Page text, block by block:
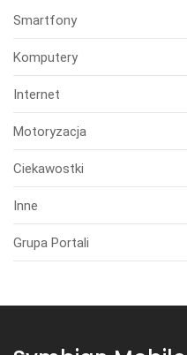
Smartfony
Komputery
Internet
Motoryzacja
Ciekawostki
Inne
Grupa Portali